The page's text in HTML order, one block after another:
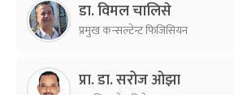
डा. विमल चालिसे
प्रमुख कन्सल्टेन्ट फिजिसियन
प्रा. डा. सरोज ओझा